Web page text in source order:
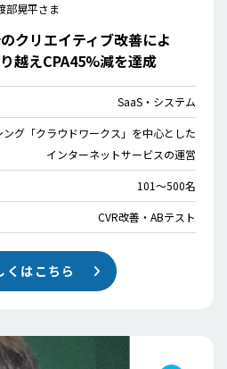
部晃平さま
クリエイティブ改善によ
越えCPA45%減を達成
SaaS・システム
グ「クラウドワークス」を中心とした
インターネットサービスの運営
101〜500名
CVR改善・ABテスト
くはこちら